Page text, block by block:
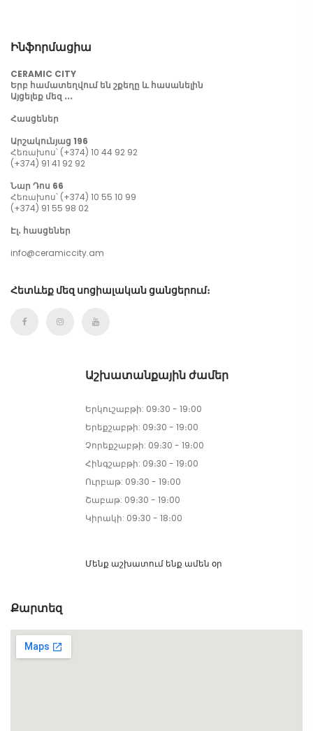
Ինֆորմացիա
CERAMIC CITY
Երբ համատեղվում են շքեղը և հասանելին
Այցելեք մեզ ․․․
Հասցեներ
Արշակունյաց 196
Հեռախոս՝ (+374) 10 44 92 92
(+374) 91 41 92 92
Նար Դոս 66
Հեռախոս՝ (+374) 10 55 10 99
(+374) 91 55 98 02
Էլ․ հասցեներ
info@ceramiccity.am
Հետևեք մեզ սոցիալական ցանցերում։
Աշխատանքային ժամեր
Երկուշաբթի: 09։30 - 19։00
Երեքշաբթի: 09։30 - 19։00
Չորեքշաբթի: 09։30 - 19։00
Հինգշաբթի: 09։30 - 19։00
Ուրբաթ: 09։30 - 19։00
Շաբաթ: 09։30 - 19։00
Կիրակի: 09։30 - 18։00
Մենք աշխատում ենք ամեն օր
Քարտեզ